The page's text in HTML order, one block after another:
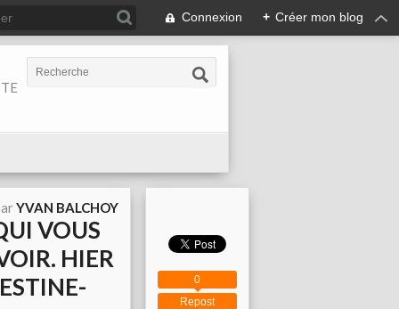
Connexion + Créer mon blog
YVAN BALCHOY
VOUS
HIER
Repost
0